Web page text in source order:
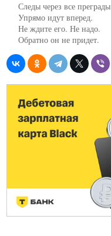
     Следы через все преграды
     Упрямо идут вперед.
     Не ждите его. Не надо.
     Обратно он не придет.